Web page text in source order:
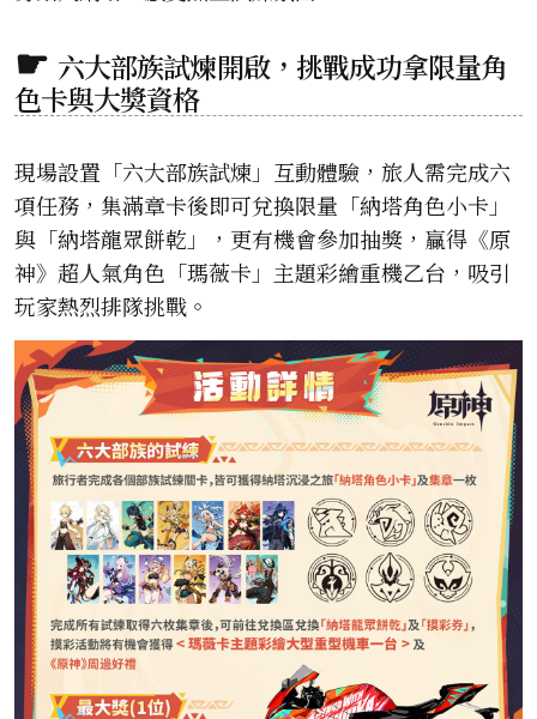
六大部族試煉開啟，挑戰成功拿限量角
色卡與大獎資格
現場設置「六大部族試煉」互動體驗，旅人需完成六
項任務，集滿章卡後即可兌換限量「納塔角色小卡」
與「納塔龍眾餅乾」，更有機會參加抽獎，贏得《原
神》超人氣角色「瑪薇卡」主題彩繪重機乙台，吸引
玩家熱烈排隊挑戰。